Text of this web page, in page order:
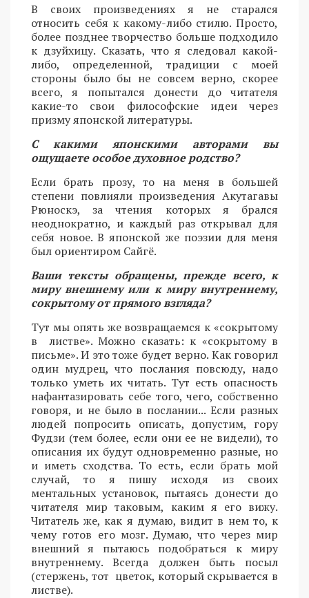
В своих произведениях я не старался
относить себя к какому-либо стилю. Просто,
более позднее творчество больше подходило
к дзуйхицу. Сказать, что я следовал какой-
либо, определенной, традиции с моей
стороны было бы не совсем верно, скорее
всего, я попытался донести до читателя
какие-то свои философские идеи через
призму японской литературы.
С какими японскими авторами вы
ощущаете особое духовное родство?
Если брать прозу, то на меня в большей
степени повлияли произведения Акутагавы
Рюноскэ, за чтения которых я брался
неоднократно, и каждый раз открывал для
себя новое. В японской же поэзии для меня
был ориентиром Сайгё.
Ваши тексты обращены, прежде всего, к
миру внешнему или к миру внутреннему,
сокрытому от прямого взгляда?
Тут мы опять же возвращаемся к «сокрытому
в листве». Можно сказать: к «сокрытому в
письме». И это тоже будет верно. Как говорил
один мудрец, что послания повсюду, надо
только уметь их читать. Тут есть опасность
нафантазировать себе того, чего, собственно
говоря, и не было в послании... Если разных
людей попросить описать, допустим, гору
Фудзи (тем более, если они ее не видели), то
описания их будут одновременно разные, но
и иметь сходства. То есть, если брать мой
случай, то я пишу исходя из своих
ментальных установок, пытаясь донести до
читателя мир таковым, каким я его вижу.
Читатель же, как я думаю, видит в нем то, к
чему готов его мозг. Думаю, что через мир
внешний я пытаюсь подобраться к миру
внутреннему. Всегда должен быть посыл
(стержень, тот цветок, который скрывается в
листве).